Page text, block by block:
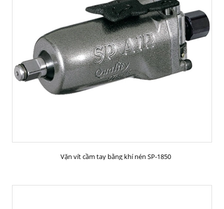
MUA HÀNG
Vặn vít cầm tay bằng khí nén SP-1850